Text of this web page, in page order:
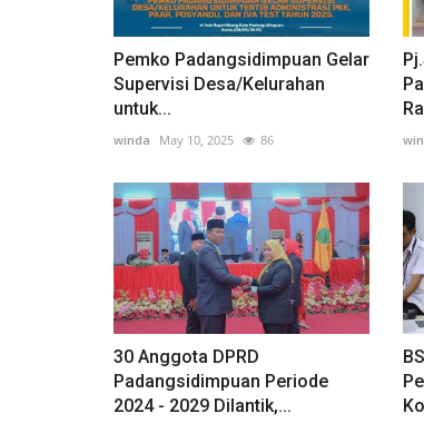
Pemko Padangsidimpuan Gelar
Supervisi Desa/Kelurahan
untuk...
winda May 10, 2025 86
30 Anggota DPRD
Padangsidimpuan Periode
2024 - 2029 Dilantik,...
tinggi pratama di...
Surji Mar 10, 2026 190